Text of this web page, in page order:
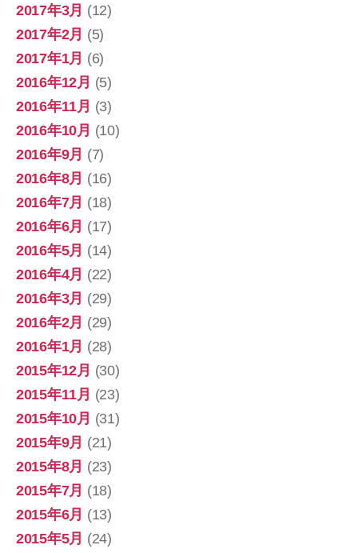
2017年3月 (12)
2017年2月 (5)
2017年1月 (6)
2016年12月 (5)
2016年11月 (3)
2016年10月 (10)
2016年9月 (7)
2016年8月 (16)
2016年7月 (18)
2016年6月 (17)
2016年5月 (14)
2016年4月 (22)
2016年3月 (29)
2016年2月 (29)
2016年1月 (28)
2015年12月 (30)
2015年11月 (23)
2015年10月 (31)
2015年9月 (21)
2015年8月 (23)
2015年7月 (18)
2015年6月 (13)
2015年5月 (24)